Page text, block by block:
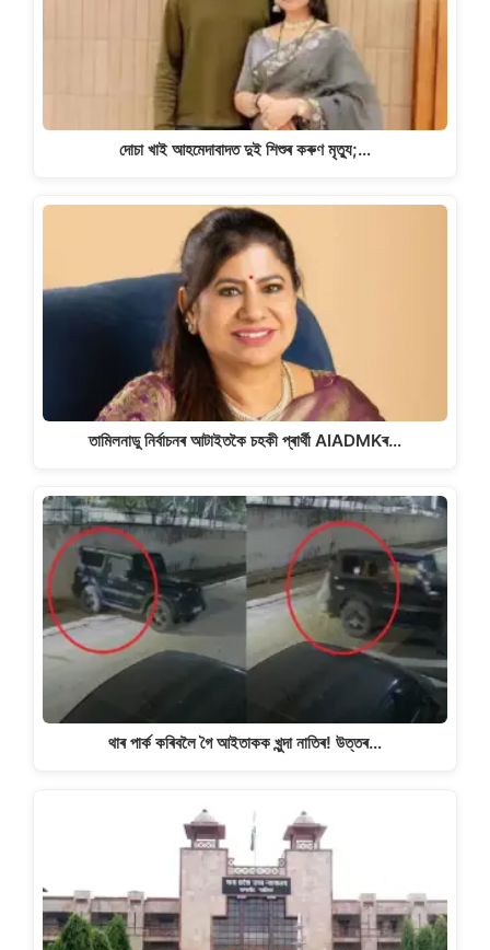
দোচা খাই আহমেদাবাদত দুই শিশুৰ কৰুণ মৃত্যু;…
তামিলনাডু নিৰ্বাচনৰ আটাইতকৈ চহকী প্ৰাৰ্থী AIADMKৰ…
থাৰ পাৰ্ক কৰিবলৈ গৈ আইতাকক খুন্দা নাতিৰ! উত্তৰ…